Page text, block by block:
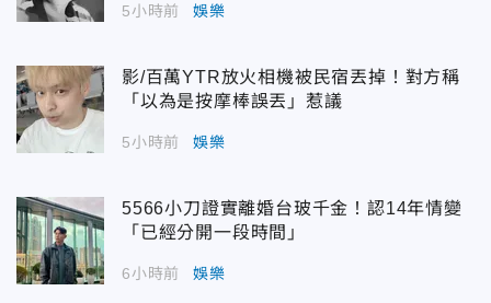
5小時前 娛樂
影/百萬YTR放火相機被民宿丟掉！對方稱
「以為是按摩棒誤丟」惹議
5小時前 娛樂
5566小刀證實離婚台玻千金！認14年情變
「已經分開一段時間」
6小時前 娛樂